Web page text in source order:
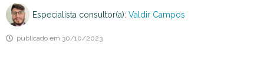
Especialista consultor(a): Valdir Campos
publicado em 30/10/2023